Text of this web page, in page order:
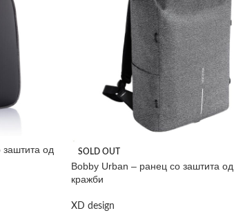
од
SOLD OUT
Bobby Urban – ранец со заштита од
кражби
XD design